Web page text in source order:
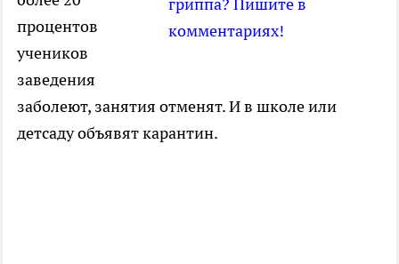
комментариях!
процентов
учеников
заведения
заболеют, занятия отменят. И в школе или
детсаду объявят карантин.